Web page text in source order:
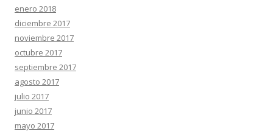
enero 2018
diciembre 2017
noviembre 2017
octubre 2017
septiembre 2017
agosto 2017
julio 2017
junio 2017
mayo 2017